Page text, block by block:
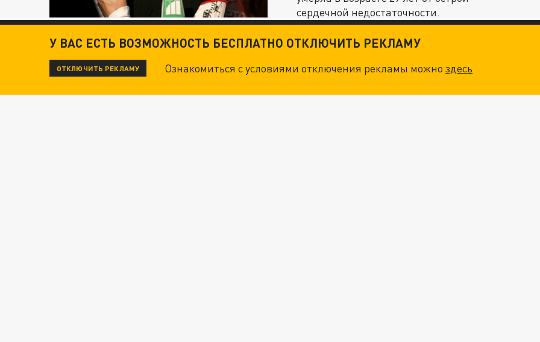
сердечной недостаточности.
У ВАС ЕСТЬ ВОЗМОЖНОСТЬ БЕСПЛАТНО ОТКЛЮЧИТЬ РЕКЛАМУ
ОТКЛЮЧИТЬ РЕКЛАМУ Ознакомиться с условиями отключения рекламы можноздесь